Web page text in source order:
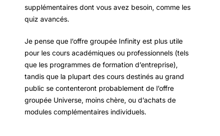
supplémentaires dont vous avez besoin, comme les
quiz avancés.
Je pense que l’offre groupée Infinity est plus utile
pour les cours académiques ou professionnels (tels
que les programmes de formation d’entreprise),
tandis que la plupart des cours destinés au grand
public se contenteront probablement de l’offre
groupée Universe, moins chère, ou d’achats de
modules complémentaires individuels.